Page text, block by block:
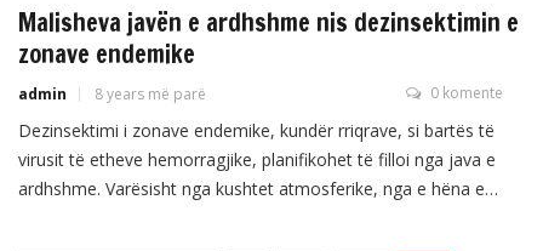
Malisheva javën e ardhshme nis dezinsektimin e
zonave endemike
admin 8 years më parë 0 komente
Dezinsektimi i zonave endemike, kundër rriqrave, si bartës të
virusit të etheve hemorragjike, planifikohet të filloi nga java e
ardhshme. Varësisht nga kushtet atmosferike, nga e hëna e